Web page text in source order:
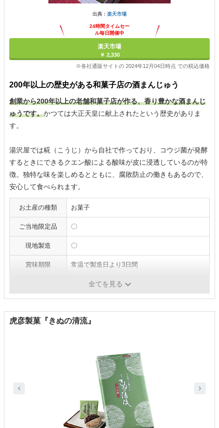
出典： 楽天市場
24時間タイムセー
ル毎日開催中
楽天市場
￥ 2,330
※各社通販サイトの 2024年12月04日時点 での税込価格
200年以上の歴史がある和菓子店の酒まんじゅう
創業から200年以上の老舗和菓子店が作る、香り豊かな酒まんじ
ゅうです。かつては大正天皇に献上されたという歴史がありま
す。
湯沢屋では糀（こうじ）から自社で作っており、コウジ菌が発酵
するときにできるクエン酸による酸味が皮に浸透しているのが特
徴。独特な味を楽しめるとともに、腐敗防止の働きもあるので、
安心して食べられます。
お土産の種類 お菓子
ご当地限定品 〇
現地製造 〇
賞味期限 常温で製造日より3日間
全てを見る
虎彦製菓『きぬの清流』